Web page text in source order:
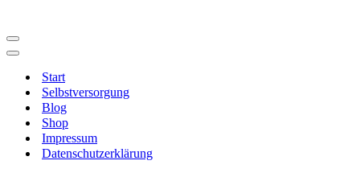
Navigationsmenü
Navigationsmenü
Start
Selbstversorgung
Blog
Shop
Impressum
Datenschutzerklärung